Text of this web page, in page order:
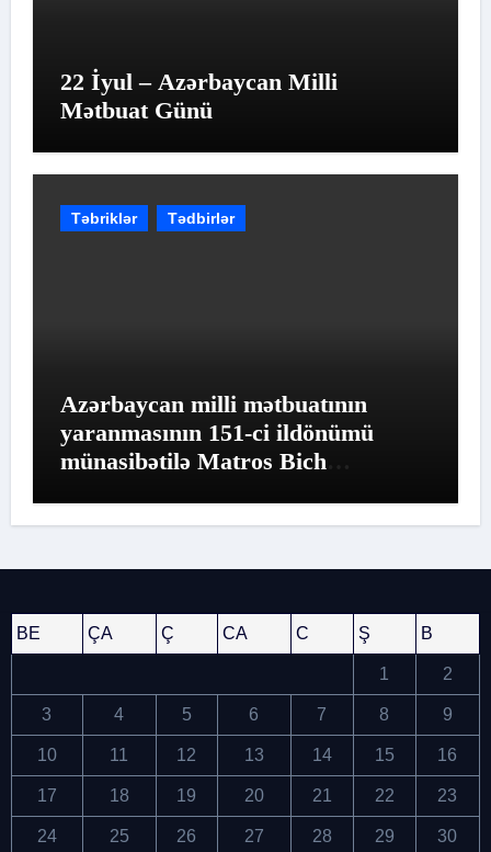
22 İyul – Azərbaycan Milli
Mətbuat Günü
Təbriklər Tədbirlər
Azərbaycan milli mətbuatının
yaranmasının 151-ci ildönümü
münasibətilə Matros Bich
BE ÇA Ç CA C Ş B
1 2
3 4 5 6 7 8 9
10 11 12 13 14 15 16
17 18 19 20 21 22 23
24 25 26 27 28 29 30